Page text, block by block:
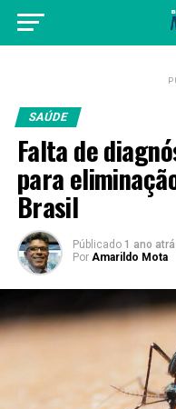
SAÚDE
Falta de
para
Brasil
Públicado 1 ano
Por Amarildo Mota